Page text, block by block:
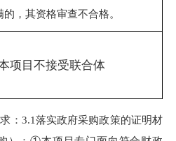
的，其资格审查不合格。
项目不接受联合体
：3.1落实政府采购政策的证明材